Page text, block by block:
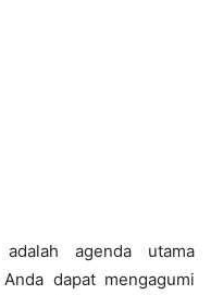
agenda utama
dapat mengagumi